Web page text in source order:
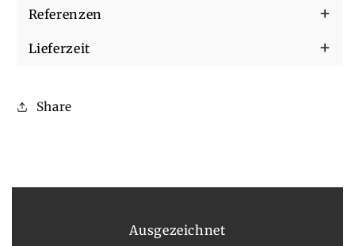
Referenzen
Lieferzeit
Share
Ausgezeichnet